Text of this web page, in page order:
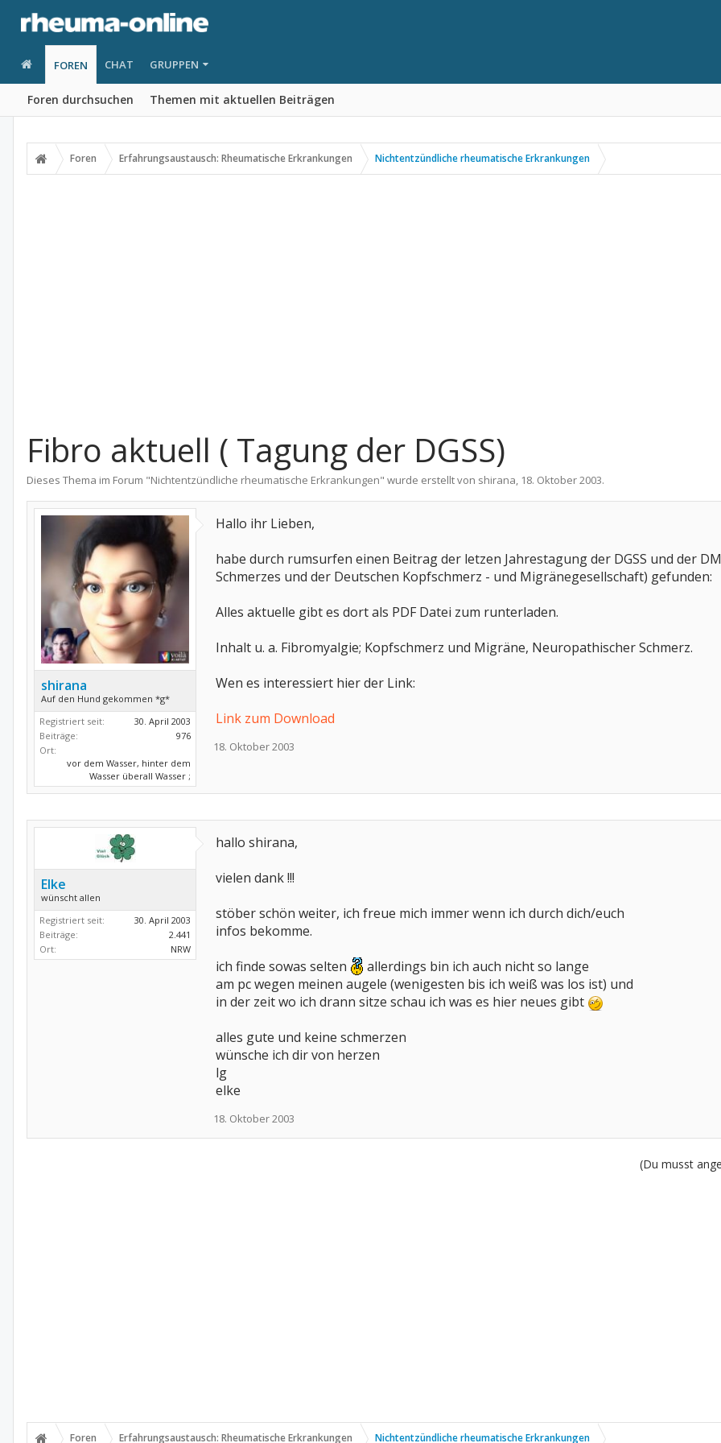
FOREN
Foren durchsuchen Themen mit aktuellen Beiträgen
CHAT GRUPPEN
Foren Erfahrungsaustausch: Rheumatische Erkrankungen Nichtentzündliche rheumatische Erkrankungen
Fibro aktuell ( Tagung der DGSS)
Dieses Thema im Forum "Nichtentzündliche rheumatische Erkrankungen" wurde erstellt von shirana, 18. Oktober 2003.
shirana
Auf den Hund gekommen *g*
Registriert seit:
30. April 2003
Beiträge:
976
Ort:
vor dem Wasser, hinter dem
Wasser überall Wasser ;
Hallo ihr Lieben,
habe durch rumsurfen einen Beitrag der letzen Jahrestagung der DGSS und der
Schmerzes und der Deutschen Kopfschmerz - und Migränegesellschaft) gefunden:
Alles aktuelle gibt es dort als PDF Datei zum runterladen.
Inhalt u. a. Fibromyalgie; Kopfschmerz und Migräne, Neuropathischer Schmerz.
Wen es interessiert hier der Link:
Link zum Download
18. Oktober 2003
Elke
wünscht allen
Registriert seit:
30. April 2003
Beiträge:
2.441
Ort:
NRW
hallo shirana,
vielen dank !!!
stöber schön weiter, ich freue mich immer wenn ich durch dich/euch
infos bekomme.
ich finde sowas selten
allerdings bin ich auch nicht so lange
am pc wegen meinen augele (wenigesten bis ich weiß was los ist) und
in der zeit wo ich drann sitze schau ich was es hier neues gibt
alles gute und keine schmerzen
wünsche ich dir von herzen
lg
elke
18. Oktober 2003
(Du musst
Foren Erfahrungsaustausch: Rheumatische Erkrankungen Nichtentzündliche rheumatische Erkrankungen